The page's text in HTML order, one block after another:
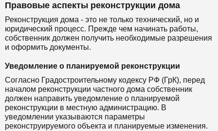
Правовые аспекты реконструкции дома
Реконструкция дома - это не только технический, но и
юридический процесс. Прежде чем начинать работы,
собственник должен получить необходимые разрешения
и оформить документы.
Уведомление о планируемой реконструкции
Согласно Градостроительному кодексу РФ (ГрК), перед
началом реконструкции частного дома собственник
должен направить уведомление о планируемой
реконструкции в местную администрацию. В
уведомлении указываются параметры
реконструируемого объекта и планируемые изменения.